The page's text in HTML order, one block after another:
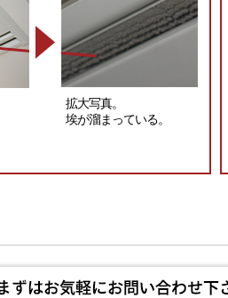
拡大写真。
埃が溜まっている。